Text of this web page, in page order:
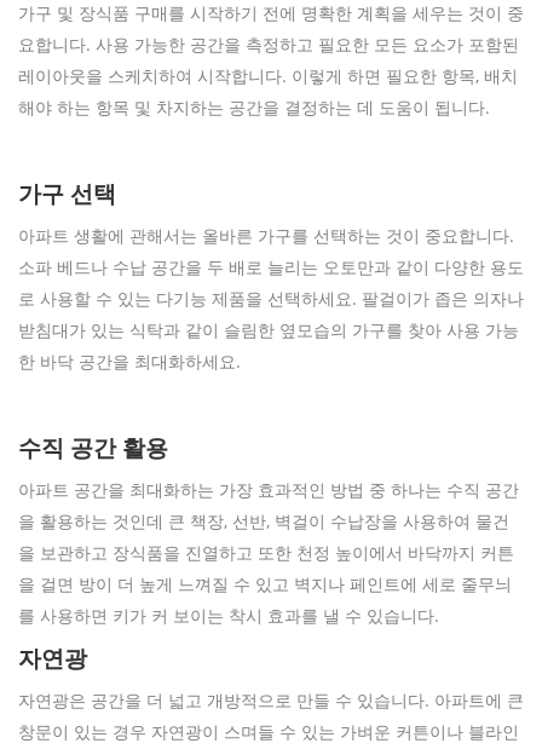
가구 및 장식품 구매를 시작하기 전에 명확한 계획을 세우는 것이 중
요합니다. 사용 가능한 공간을 측정하고 필요한 모든 요소가 포함된
레이아웃을 스케치하여 시작합니다. 이렇게 하면 필요한 항목, 배치
해야 하는 항목 및 차지하는 공간을 결정하는 데 도움이 됩니다.
가구 선택
아파트 생활에 관해서는 올바른 가구를 선택하는 것이 중요합니다.
소파 베드나 수납 공간을 두 배로 늘리는 오토만과 같이 다양한 용도
로 사용할 수 있는 다기능 제품을 선택하세요. 팔걸이가 좁은 의자나
받침대가 있는 식탁과 같이 슬림한 옆모습의 가구를 찾아 사용 가능
한 바닥 공간을 최대화하세요.
수직 공간 활용
아파트 공간을 최대화하는 가장 효과적인 방법 중 하나는 수직 공간
을 활용하는 것인데 큰 책장, 선반, 벽걸이 수납장을 사용하여 물건
을 보관하고 장식품을 진열하고 또한 천정 높이에서 바닥까지 커튼
을 걸면 방이 더 높게 느껴질 수 있고 벽지나 페인트에 세로 줄무늬
를 사용하면 키가 커 보이는 착시 효과를 낼 수 있습니다.
자연광
자연광은 공간을 더 넓고 개방적으로 만들 수 있습니다. 아파트에 큰
창문이 있는 경우 자연광이 스며들 수 있는 가벼운 커튼이나 블라인